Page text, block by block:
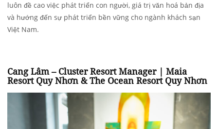
luôn đề cao việc phát triển con người, giá trị văn hoá bản địa
và hướng đến sự phát triển bền vững cho ngành khách sạn
Việt Nam.
Cang Lâm – Cluster Resort Manager | Maia
Resort Quy Nhơn & The Ocean Resort Quy Nhơn